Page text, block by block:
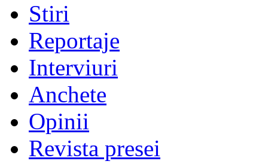
Stiri
Reportaje
Interviuri
Anchete
Opinii
Revista presei